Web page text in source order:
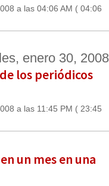
a las 04:06 AM ( 04:06
enero 30, 2008
los periódicos
a las 11:45 PM ( 23:45
un mes en una